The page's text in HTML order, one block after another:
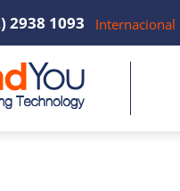
2938 1093 Internacional